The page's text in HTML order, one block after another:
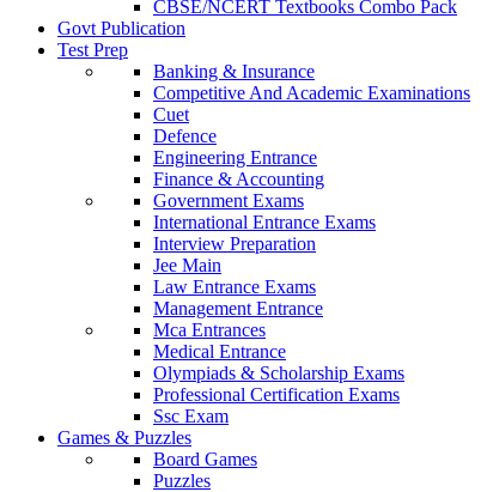
CBSE/NCERT Textbooks Combo Pack
Govt Publication
Test Prep
Banking & Insurance
Competitive And Academic Examinations
Cuet
Defence
Engineering Entrance
Finance & Accounting
Government Exams
International Entrance Exams
Interview Preparation
Jee Main
Law Entrance Exams
Management Entrance
Mca Entrances
Medical Entrance
Olympiads & Scholarship Exams
Professional Certification Exams
Ssc Exam
Games & Puzzles
Board Games
Puzzles